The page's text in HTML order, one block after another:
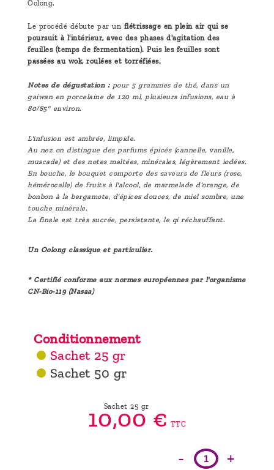
Oolong.
Le procédé débute par un flétrissage en plein air qui se
poursuit à l'intérieur, avec des phases d'agitation des
feuilles (temps de fermentation). Puis les feuilles sont
passées au wok, roulées et torréfiées.
Notes de dégustation : pour 5 grammes de thé, dans un
gaiwan en porcelaine de 120 ml, plusieurs infusions, eau à
80/85° environ.
L'infusion est ambrée, limpide.
Au nez on distingue des parfums épicés (cannelle, vanille,
muscade) et des notes maltées, minérales, légèrement iodées.
En bouche, le bouquet comporte des saveurs de fleurs (rose,
hémérocalle) de fruits à l'alcool, de marmelade d'orange, de
bonbon à la bergamote, d'épices douces, de miel sombre, une
touche minérale.
La finale est très sucrée, persistante, le qi réchauffant.
Un Oolong classique et particulier.
* Certifié conforme aux normes européennes par l'organisme
CN-Bio-119 (Nasaa)
Conditionnement
Sachet 25 gr
Sachet 50 gr
Sachet 25 gr
10,00€ TTC
- +